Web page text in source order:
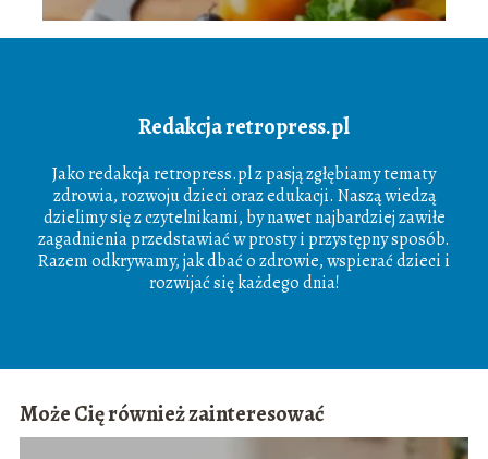
Redakcja retropress.pl
Jako redakcja retropress.pl z pasją zgłębiamy tematy
zdrowia, rozwoju dzieci oraz edukacji. Naszą wiedzą
dzielimy się z czytelnikami, by nawet najbardziej zawiłe
zagadnienia przedstawiać w prosty i przystępny sposób.
Razem odkrywamy, jak dbać o zdrowie, wspierać dzieci i
rozwijać się każdego dnia!
Może Cię również zainteresować